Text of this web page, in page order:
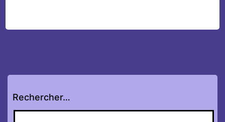
Rechercher…